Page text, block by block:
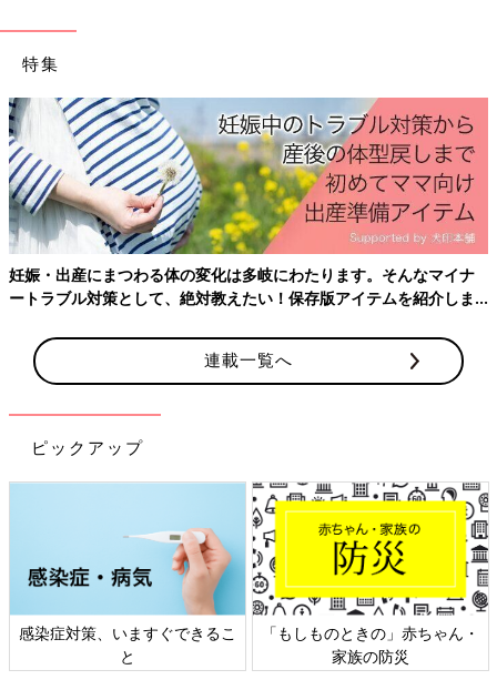
上の二つの画像は、同じ日に撮ってもらったもの。人の形になっ
ている赤ちゃんの姿を確認して、体に衝撃が走りました。エコー
画像上で、小さい体をモゾモゾと動かしている様子も見られて、
本当にかわいらしく、感動して少し目が潤んでしまいました。人
の姿として確認できる画像でしたので、夫に見せても、実家に帰
特集
妊娠・出産にまつわる体の変化は多岐にわたります。そんなマイナ
ートラブル対策として、絶対教えたい！保存版アイテムを紹介しま
連載一覧へ
ピックアップ
感染症対策、いますぐできるこ
と
「もしものときの」赤ちゃん・
家族の防災